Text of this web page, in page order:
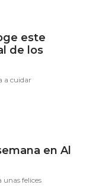
este
de los
a cuidar
en Al
unas felices